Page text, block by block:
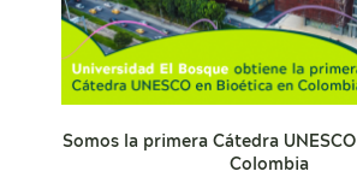
Somos la primera Cátedra
Colombia